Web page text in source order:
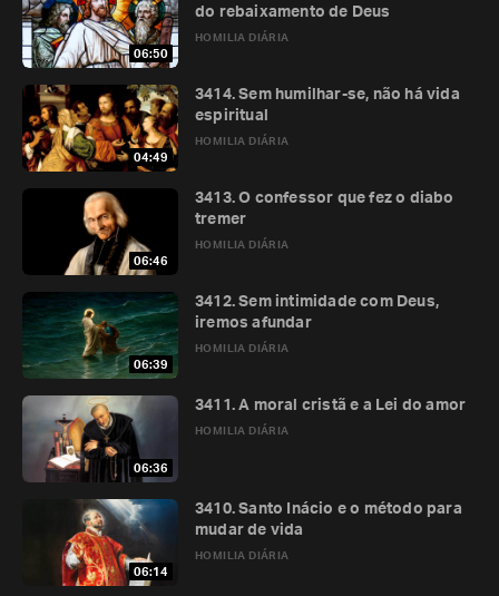
06:50
HOMILIA DIÁRIA
do rebaixamento de Deus
04:49
HOMILIA DIÁRIA
3414. Sem humilhar-se, não há vida
espiritual
06:46
HOMILIA DIÁRIA
3413. O confessor que fez o diabo
tremer
06:39
HOMILIA DIÁRIA
3412. Sem intimidade com Deus,
iremos afundar
06:36
HOMILIA DIÁRIA
3411. A moral cristã e a Lei do amor
06:14
HOMILIA DIÁRIA
3410. Santo Inácio e o método para
mudar de vida